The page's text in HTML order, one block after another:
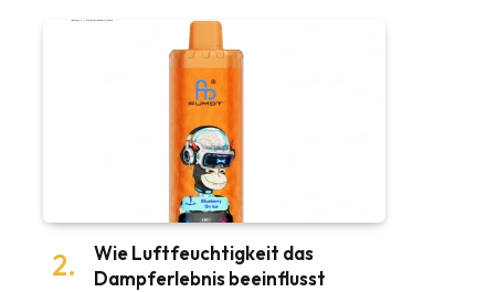
Wie Luftfeuchtigkeit das
Dampferlebnis beeinflusst